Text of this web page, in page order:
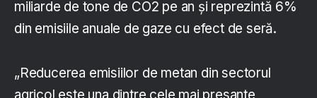
miliarde de tone de CO2 pe an și reprezintă 6%
din emisiile anuale de gaze cu efect de seră.
„Reducerea emisiilor de metan din sectorul